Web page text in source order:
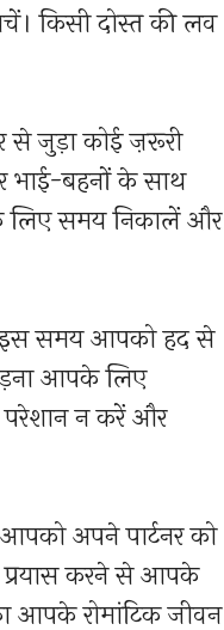
किसी दोस्त की लव
से जुड़ा कोई ज़रूरी
भाई-बहनों के साथ
लिए समय निकालें और
इस समय आपको हद से
आपके लिए
परेशान न करें और
अपने पार्टनर को
प्रयास करने से आपके
आपके रोमांटिक जीवन